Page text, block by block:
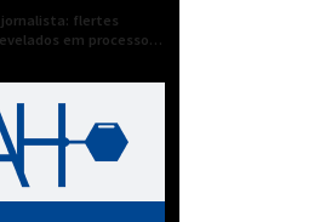
jornalista: flertes
em processo